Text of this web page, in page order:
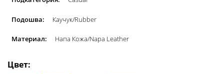
Подошва: Каучук/Rubber
Материал: Напа Кожа/Napa Leather
Цвет: